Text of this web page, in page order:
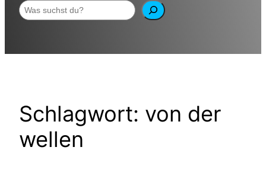
Suchen
Schlagwort: von der
wellen